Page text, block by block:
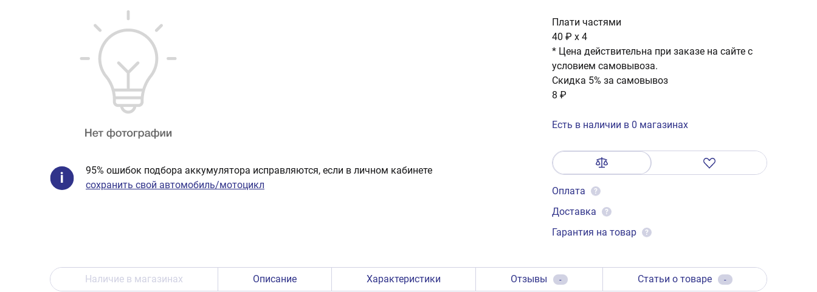
95% ошибок подбора аккумулятора исправляются, если в личном кабинете
сохранить свой автомобиль/мотоцикл
Плати частями
40 ₽ x 4
* Цена действительна при заказе на сайте с
условием самовывоза.
Скидка 5% за самовывоз
8 ₽
Есть в наличии в 0 магазинах
Оплата ?
Доставка ?
Гарантия на товар ?
Наличие в магазинах Описание Характеристики Отзывы - Статьи о товаре -